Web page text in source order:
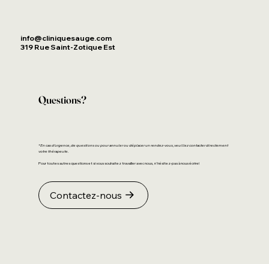
info@cliniquesauge.com
319 Rue Saint-Zotique Est
Questions?
*En cas d’urgence, de questions ou pour annuler ou déplacer un rendez-vous, veuillez contacter directement
votre thérapeute.
Pour toutes autres questions et si vous souhaitez travailler avec nous, n'hésitez-pas à nous écrire!
Contactez-nous